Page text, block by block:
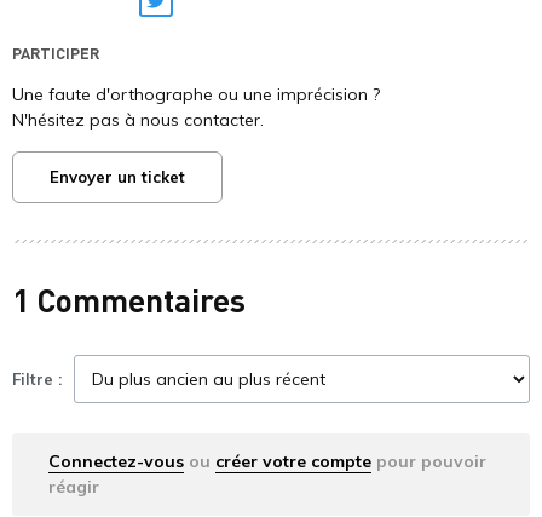
Twitter
PARTICIPER
Une faute d'orthographe ou une imprécision ?
N'hésitez pas à nous contacter.
Envoyer un ticket
1 Commentaires
Filtre :
Connectez-vous ou créer votre compte pour pouvoir
réagir